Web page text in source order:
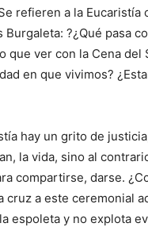
refieren a la Eucaristía
?¿Qué pasa
que ver con la Cena del
en que vivimos?
hay un grito de
la vida, sino al
compartirse, darse.
a este ceremonial
espoleta y no explota